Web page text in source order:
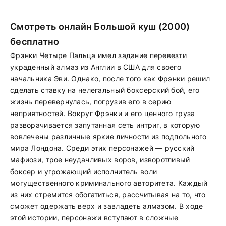
Смотреть онлайн Большой куш (2000)
бесплатно
Фрэнки Четыре Пальца имел задание перевезти
украденный алмаз из Англии в США для своего
начальника Эви. Однако, после того как Фрэнки решил
сделать ставку на нелегальный боксерский бой, его
жизнь перевернулась, погрузив его в серию
неприятностей. Вокруг Фрэнки и его ценного груза
разворачивается запутанная сеть интриг, в которую
вовлечены различные яркие личности из подпольного
мира Лондона. Среди этих персонажей — русский
мафиози, трое неудачливых воров, изворотливый
боксер и угрожающий исполнитель воли
могущественного криминального авторитета. Каждый
из них стремится обогатиться, рассчитывая на то, что
сможет одержать верх и завладеть алмазом. В ходе
этой истории, персонажи вступают в сложные